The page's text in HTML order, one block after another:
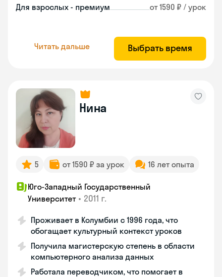
Для взрослых - премиум от 1590 ₽ / урок
Читать дальше Выбрать время
Нина
5 от 1590 ₽ за урок 16 лет опыта
Юго-Западный Государственный
Университет • 2011 г.
Проживает в Колумбии с 1996 года, что
обогащает культурный контекст уроков
Получила магистерскую степень в области
компьютерного анализа данных
Работала переводчиком, что помогает в